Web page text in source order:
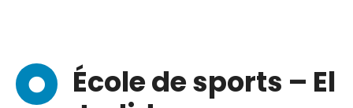
École de sports – El